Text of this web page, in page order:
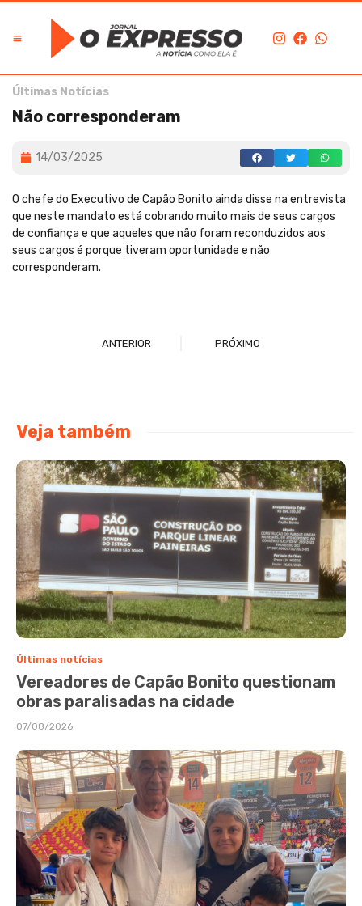
Últimas Notícias
Não corresponderam
14/03/2025
O chefe do Executivo de Capão Bonito ainda disse na entrevista
que neste mandato está cobrando muito mais de seus cargos
de confiança e que aqueles que não foram reconduzidos aos
seus cargos é porque tiveram oportunidade e não
corresponderam.
ANTERIOR PRÓXIMO
Veja também
Últimas notícias
Vereadores de Capão Bonito questionam
obras paralisadas na cidade
07/08/2026